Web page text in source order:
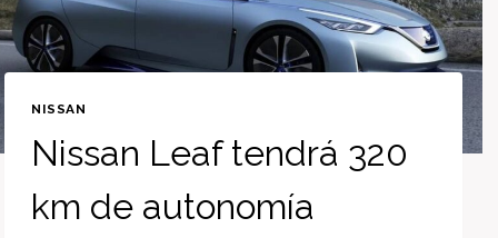
NISSAN
Nissan Leaf tendrá 320
km de autonomía